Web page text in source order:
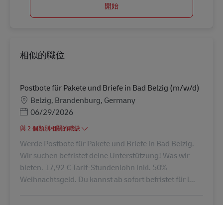
開始
相似的職位
Postbote für Pakete und Briefe in Bad Belzig (m/w/d)
地點Belzig, Brandenburg, Germany
Posted Date
06/29/2026
與 2 個類別相關的職缺
Werde Postbote für Pakete und Briefe in Bad Belzig.
Wir suchen befristet deine Unterstützung! Was wir
bieten. 17,92 € Tarif-Stundenlohn inkl. 50%
Weihnachtsgeld. Du kannst ab sofort befristet für l...